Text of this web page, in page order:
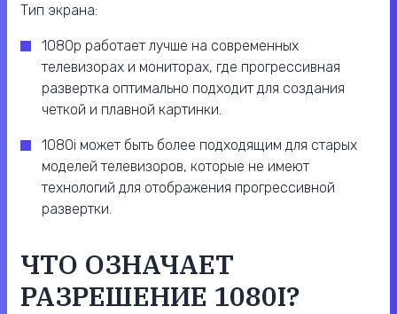
Тип экрана:
1080p работает лучше на современных
телевизорах и мониторах, где прогрессивная
развертка оптимально подходит для создания
четкой и плавной картинки.
1080i может быть более подходящим для старых
моделей телевизоров, которые не имеют
технологий для отображения прогрессивной
развертки.
ЧТО ОЗНАЧАЕТ
РАЗРЕШЕНИЕ 1080I?